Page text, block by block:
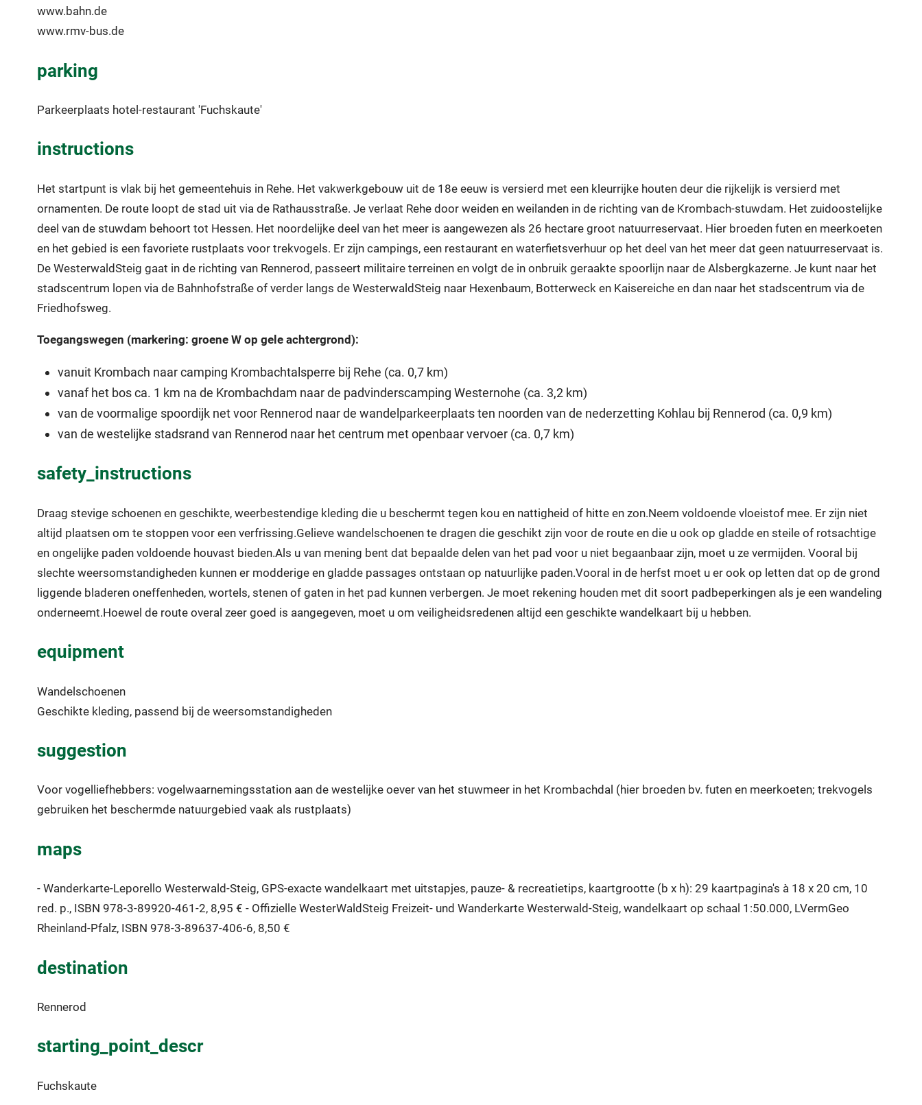
www.bahn.de
www.rmv-bus.de
parking
Parkeerplaats hotel-restaurant 'Fuchskaute'
instructions
Het startpunt is vlak bij het gemeentehuis in Rehe. Het vakwerkgebouw uit de 18e eeuw is versierd met een kleurrijke houten deur die rijkelijk is versierd met
ornamenten. De route loopt de stad uit via de Rathausstraße. Je verlaat Rehe door weiden en weilanden in de richting van de Krombach-stuwdam. Het zuidoostelijke
deel van de stuwdam behoort tot Hessen. Het noordelijke deel van het meer is aangewezen als 26 hectare groot natuurreservaat. Hier broeden futen en meerkoeten
en het gebied is een favoriete rustplaats voor trekvogels. Er zijn campings, een restaurant en waterfietsverhuur op het deel van het meer dat geen natuurreservaat is.
De WesterwaldSteig gaat in de richting van Rennerod, passeert militaire terreinen en volgt de in onbruik geraakte spoorlijn naar de Alsbergkazerne. Je kunt naar het
stadscentrum lopen via de Bahnhofstraße of verder langs de WesterwaldSteig naar Hexenbaum, Botterweck en Kaisereiche en dan naar het stadscentrum via de
Friedhofsweg.
Toegangswegen (markering: groene W op gele achtergrond):
vanuit Krombach naar camping Krombachtalsperre bij Rehe (ca. 0,7 km)
vanaf het bos ca. 1 km na de Krombachdam naar de padvinderscamping Westernohe (ca. 3,2 km)
van de voormalige spoordijk net voor Rennerod naar de wandelparkeerplaats ten noorden van de nederzetting Kohlau bij Rennerod (ca. 0,9 km)
van de westelijke stadsrand van Rennerod naar het centrum met openbaar vervoer (ca. 0,7 km)
safety_instructions
Draag stevige schoenen en geschikte, weerbestendige kleding die u beschermt tegen kou en nattigheid of hitte en zon.Neem voldoende vloeistof mee. Er zijn niet
altijd plaatsen om te stoppen voor een verfrissing.Gelieve wandelschoenen te dragen die geschikt zijn voor de route en die u ook op gladde en steile of rotsachtige
en ongelijke paden voldoende houvast bieden.Als u van mening bent dat bepaalde delen van het pad voor u niet begaanbaar zijn, moet u ze vermijden. Vooral bij
slechte weersomstandigheden kunnen er modderige en gladde passages ontstaan op natuurlijke paden.Vooral in de herfst moet u er ook op letten dat op de grond
liggende bladeren oneffenheden, wortels, stenen of gaten in het pad kunnen verbergen. Je moet rekening houden met dit soort padbeperkingen als je een wandeling
onderneemt.Hoewel de route overal zeer goed is aangegeven, moet u om veiligheidsredenen altijd een geschikte wandelkaart bij u hebben.
equipment
Wandelschoenen
Geschikte kleding, passend bij de weersomstandigheden
suggestion
Voor vogelliefhebbers: vogelwaarnemingsstation aan de westelijke oever van het stuwmeer in het Krombachdal (hier broeden bv. futen en meerkoeten; trekvogels
gebruiken het beschermde natuurgebied vaak als rustplaats)
maps
- Wanderkarte-Leporello Westerwald-Steig, GPS-exacte wandelkaart met uitstapjes, pauze- & recreatietips, kaartgrootte (b x h): 29 kaartpagina's à 18 x 20 cm, 10
red. p., ISBN 978-3-89920-461-2, 8,95 € - Offizielle WesterWaldSteig Freizeit- und Wanderkarte Westerwald-Steig, wandelkaart op schaal 1:50.000, LVermGeo
Rheinland-Pfalz, ISBN 978-3-89637-406-6, 8,50 €
destination
Rennerod
starting_point_descr
Fuchskaute